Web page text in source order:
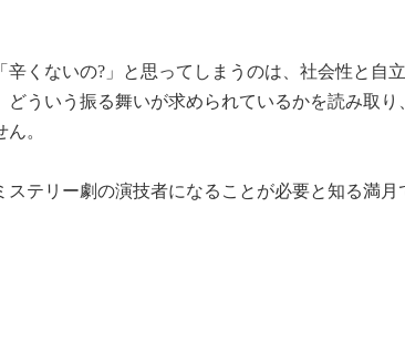
辛くないの?」と思ってしまうのは、社会性と
どういう振る舞いが求められているかを読み取
。
ステリー劇の演技者になることが必要と知る満月